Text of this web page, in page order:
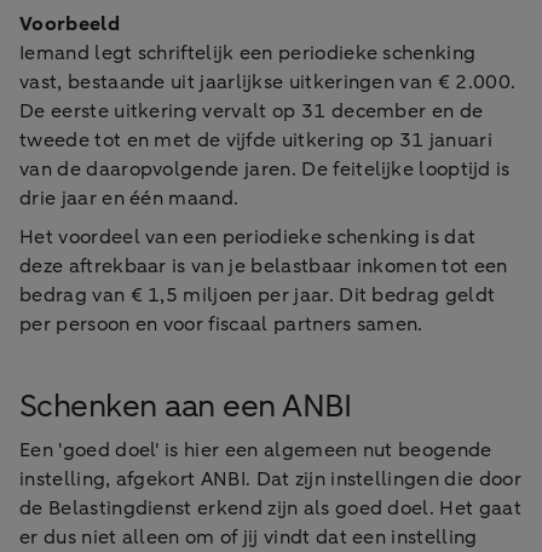
Voorbeeld
Iemand legt schriftelijk een periodieke schenking
vast, bestaande uit jaarlijkse uitkeringen van € 2.000.
De eerste uitkering vervalt op 31 december en de
tweede tot en met de vijfde uitkering op 31 januari
van de daaropvolgende jaren. De feitelijke looptijd is
drie jaar en één maand.
Het voordeel van een periodieke schenking is dat
deze aftrekbaar is van je belastbaar inkomen tot een
bedrag van € 1,5 miljoen per jaar. Dit bedrag geldt
per persoon en voor fiscaal partners samen.
Schenken aan een ANBI
Een 'goed doel' is hier een algemeen nut beogende
instelling, afgekort ANBI. Dat zijn instellingen die door
de Belastingdienst erkend zijn als goed doel. Het gaat
er dus niet alleen om of jij vindt dat een instelling